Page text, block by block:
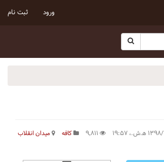
ورود ثبت نام
کافه میدان انقلاب